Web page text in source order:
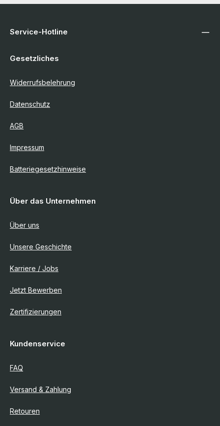
Service-Hotline
Gesetzliches
Widerrufsbelehrung
Datenschutz
AGB
Impressum
Batteriegesetzhinweise
Über das Unternehmen
Über uns
Unsere Geschichte
Karriere / Jobs
Jetzt Bewerben
Zertifizierungen
Kundenservice
FAQ
Versand & Zahlung
Retouren